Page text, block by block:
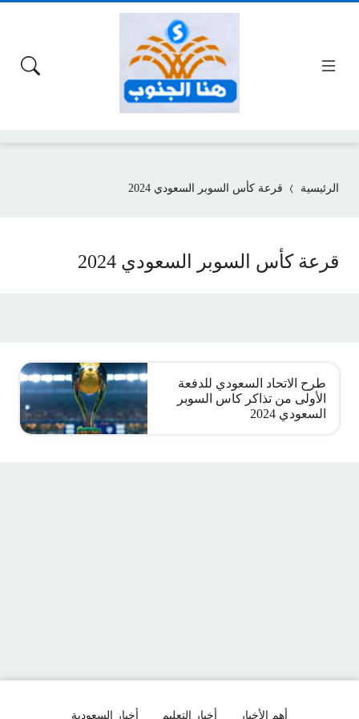
الرئيسية قرعة كأس السوبر السعودي 2024
قرعة كأس السوبر السعودي 2024
طرح الاتحاد السعودي للدفعة
الأولى من تذاكر كاس السوبر
السعودي 2024
أهم الأخبار أخبار التعليم أخبار السعودية